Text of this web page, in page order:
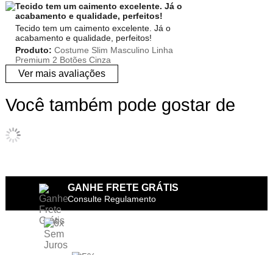
Tecido tem um caimento excelente. Já o
acabamento e qualidade, perfeitos!
Tecido tem um caimento excelente. Já o
acabamento e qualidade, perfeitos!
Produto: Costume Slim Masculino Linha
Premium 2 Botões Cinza
Ver mais avaliações
Você também pode gostar de
GANHE FRETE GRÁTIS
Consulte Regulamento